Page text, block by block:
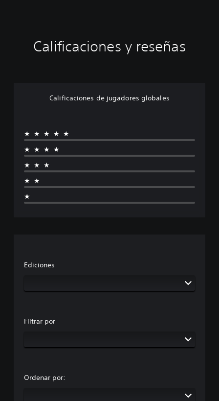
Calificaciones y reseñas
Calificaciones de jugadores globales
★★★★★
★★★★
★★★
★★
★
Ediciones
Filtrar por
Ordenar por: